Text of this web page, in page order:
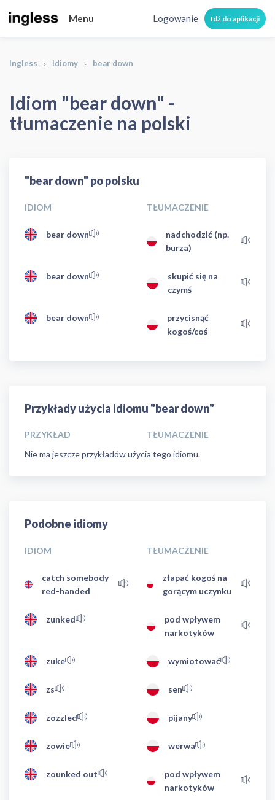
Menu Logowanie Idź do aplikacji
Ingless Idiomy bear down
Idiom "bear down" -
tłumaczenie na polski
"bear down" po polsku
IDIOM TŁUMACZENIE
bear down
nadchodzić (np.
burza)
bear down
skupić się na
czymś
bear down
przycisnąć
kogoś/coś
Przykłady użycia idiomu "bear down"
PRZYKŁAD
TŁUMACZENIE
Nie ma jeszcze przykładów użycia tego idiomu.
Podobne idiomy
IDIOM TŁUMACZENIE
catch somebody
red-handed
złapać kogoś na
gorącym uczynku
zunked
pod wpływem
narkotyków
zuke wymiotować
zs sen
zozzled pijany
zowie werwa
zounked out
pod wpływem
narkotyków